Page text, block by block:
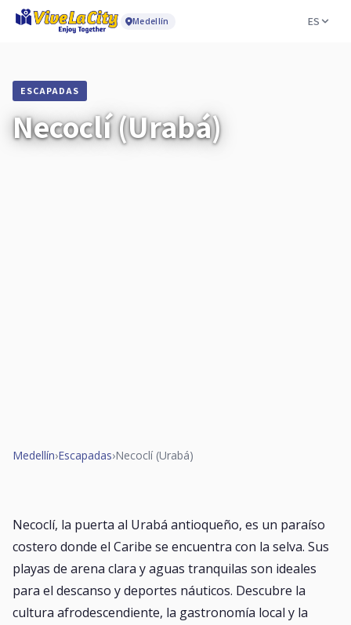
Medellín ES
ESCAPADAS
Necoclí (Urabá)
Medellín›Escapadas›Necoclí (Urabá)
Necoclí, la puerta al Urabá antioqueño, es un paraíso
costero donde el Caribe se encuentra con la selva. Sus
playas de arena clara y aguas tranquilas son ideales
para el descanso y deportes náuticos. Descubre la
cultura afrodescendiente, la gastronomía local y la